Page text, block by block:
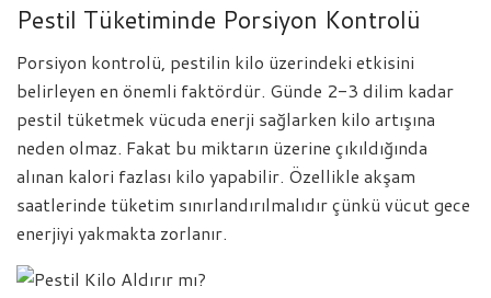
Pestil Tüketiminde Porsiyon Kontrolü
Porsiyon kontrolü, pestilin kilo üzerindeki etkisini
belirleyen en önemli faktördür. Günde 2-3 dilim kadar
pestil tüketmek vücuda enerji sağlarken kilo artışına
neden olmaz. Fakat bu miktarın üzerine çıkıldığında
alınan kalori fazlası kilo yapabilir. Özellikle akşam
saatlerinde tüketim sınırlandırılmalıdır çünkü vücut gece
enerjiyi yakmakta zorlanır.